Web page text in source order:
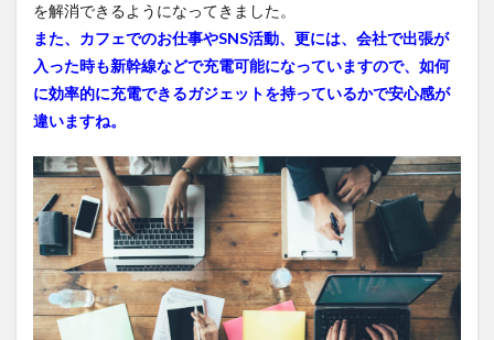
を解消できるようになってきました。
また、カフェでのお仕事やSNS活動、更には、会社で出張が
入った時も新幹線などで充電可能になっていますので、如何
に効率的に充電できるガジェットを持っているかで安心感が
違いますね。